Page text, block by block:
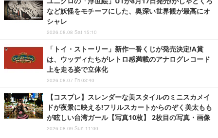
など妖怪をモチーフにした、奥深い世界観が最高にオ
シャレ
2026.08.08 Sat 15:10
「トイ・ストーリー」新作一番くじが発売決定!A賞
は、ウッディたちがレトロ感満載のアナログレコード
上を走る姿で立体化
2026.08.07 Fri 03:40
【コスプレ】スレンダーな美スタイルのミニスカメイ
ドが夜景に映える!フリルスカートからのぞく美太もも
が眩しい台湾ガール【写真10枚】 2枚目の写真・画像
2026.08.09 Sun 11:00